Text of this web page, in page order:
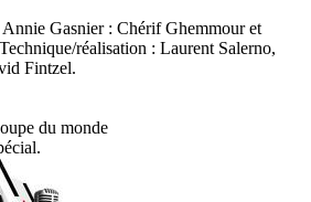
Annie Gasnier : Chérif Ghemmour et
réalisation : Laurent Salerno,
Fintzel.
du monde